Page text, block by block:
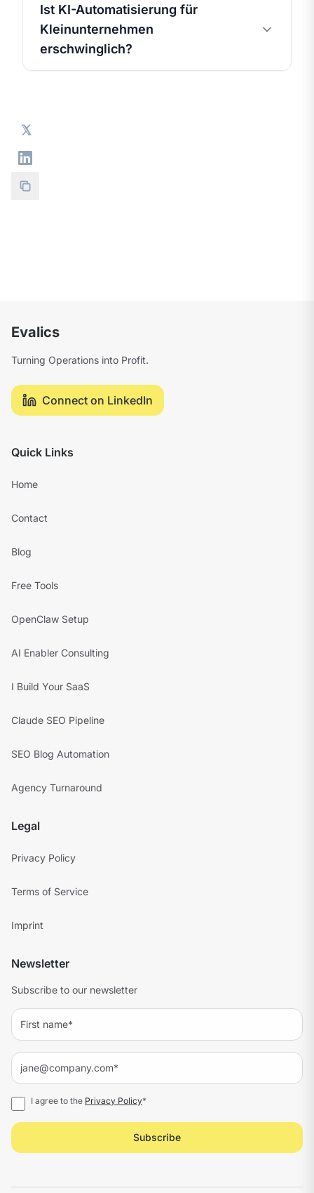
Ist KI-Automatisierung für
Kleinunternehmen
erschwinglich?
Evalics
Turning Operations into Profit.
Connect on LinkedIn
Quick Links
Home
Contact
Blog
Free Tools
OpenClaw Setup
AI Enabler Consulting
I Build Your SaaS
Claude SEO Pipeline
SEO Blog Automation
Agency Turnaround
Legal
Privacy Policy
Terms of Service
Imprint
Newsletter
Subscribe to our newsletter
I agree to the Privacy Policy*
Subscribe